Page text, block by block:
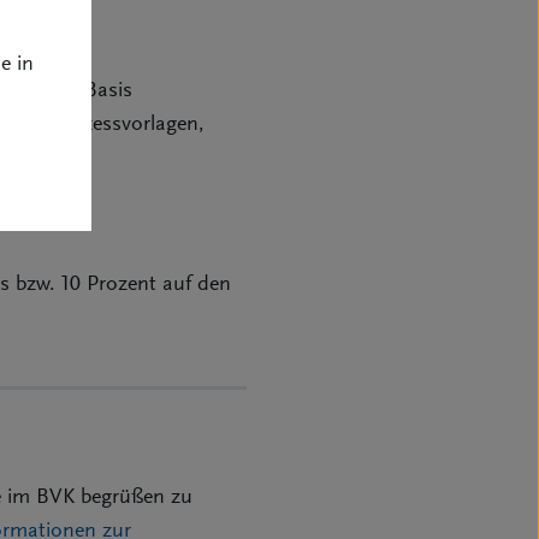
in
Basis
Prozessvorlagen,
bzw. 10 Prozent auf den
BVK begrüßen zu
zur